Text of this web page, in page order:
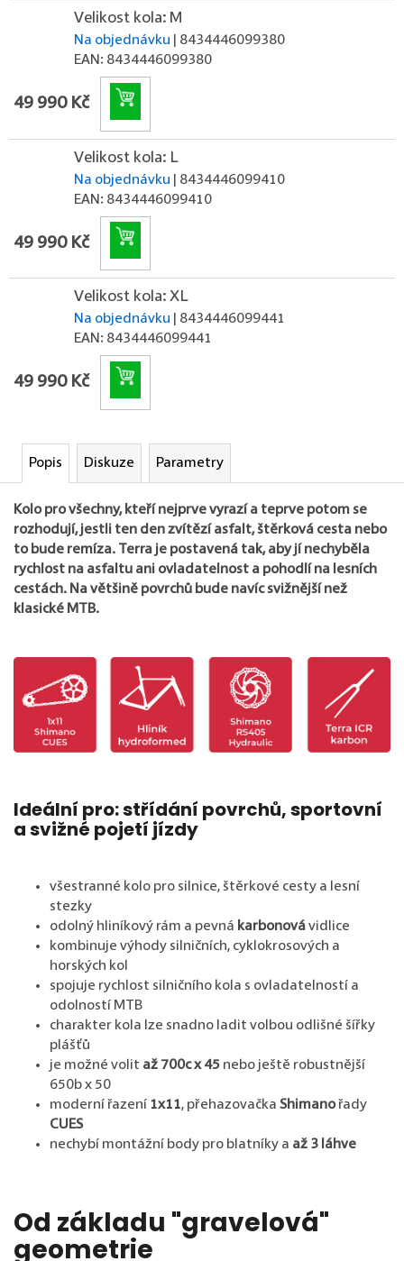
Velikost kola: M
Na objednávku
| 8434446099380
EAN: 8434446099380
49 990 Kč
Velikost kola: L
Na objednávku
| 8434446099410
EAN: 8434446099410
49 990 Kč
Velikost kola: XL
Na objednávku
| 8434446099441
EAN: 8434446099441
49 990 Kč
Popis Diskuze Parametry
Kolo pro všechny, kteří nejprve vyrazí a teprve potom se
rozhodují, jestli ten den zvítězí asfalt, štěrková cesta nebo
to bude remíza. Terra je postavená tak, aby jí nechyběla
rychlost na asfaltu ani ovladatelnost a pohodlí na lesních
cestách. Na většině povrchů bude navíc svižnější než
klasické MTB.
Ideální pro: střídání povrchů, sportovní
a svižné pojetí jízdy
všestranné kolo pro silnice, štěrkové cesty a lesní
stezky
odolný hliníkový rám a pevná karbonovávidlice
kombinuje výhody silničních, cyklokrosových a
horských kol
spojuje rychlost silničního kola s ovladatelností a
odolností MTB
charakter kola lze snadno ladit volbou odlišné šířky
plášťů
je možné volit až 700c x 45 nebo ještě robustnější
650b x 50
moderní řazení 1x11, přehazovačka Shimanořady
CUES
nechybí montážní body pro blatníky a až 3 láhve
Od základu "gravelová"
geometrie